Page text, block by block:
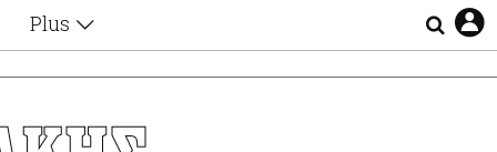
Plus
Αφιερώματα